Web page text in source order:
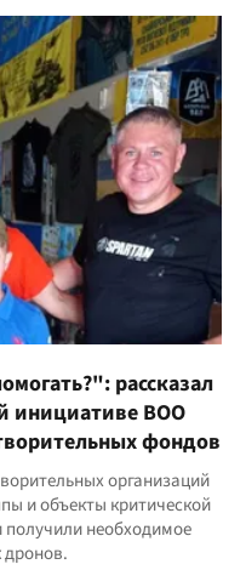
рассказал
инициативе ВОО
фондов
организаций
и объекты критической
необходимое